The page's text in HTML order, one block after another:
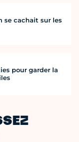
se cachait sur les
pour garder la